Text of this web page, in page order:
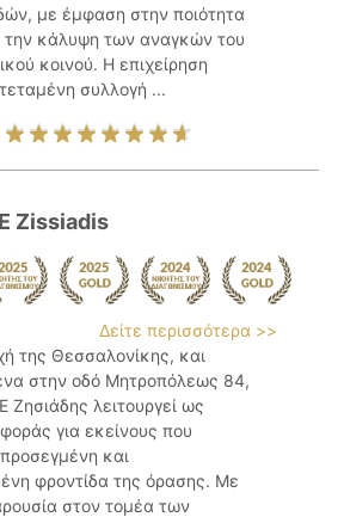
με έμφαση στην ποιότητα
την κάλυψη των αναγκών του
κοινού. Η επιχείρηση
συλλογή ...
Zissiadis
Δείτε περισσότερα >>
της Θεσσαλονίκης, και
στην οδό Μητροπόλεως 84,
Ζησιάδης λειτουργεί ως
για εκείνους που
και
φροντίδα της όρασης. Με
στον τομέα των